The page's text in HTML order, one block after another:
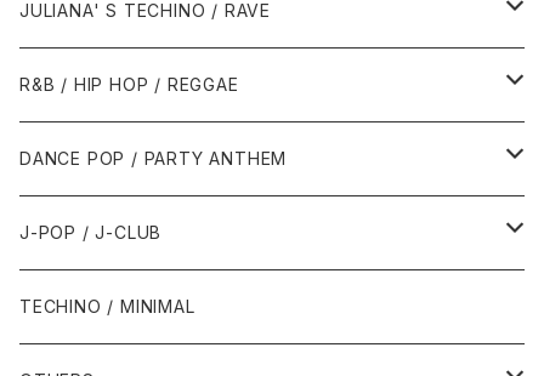
1990年
1991年
1995年
2000年代
2000年
2001年
2010年代
2010年
2011年
1994年・以前
1995年
1999年
2000年代
2000年
2001年
1980年代
1986年・以前
1987年
1990年代
1990年
1991年
2000年代
JULIANA' S TECHINO / RAVE
1990年代
1990年
1991年
2000年代
2000年
2001年
R&B / HIP HOP / REGGAE
1980年代
1985年・以前
1986年
1990年代
1990年
1991年
2000年代
DANCE POP / PARTY ANTHEM
1980年代
1988年・以前
1989年
1990年代
J-POP / J-CLUB
1980年代
TECHINO / MINIMAL